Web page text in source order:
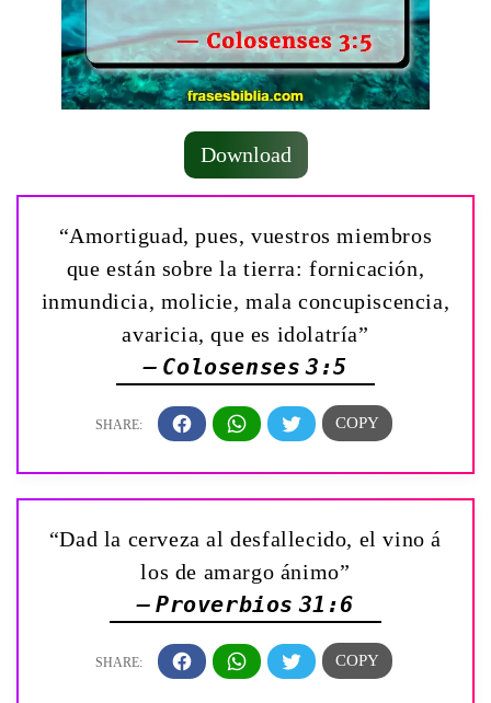
Download
“Amortiguad, pues, vuestros miembros
que están sobre la tierra: fornicación,
inmundicia, molicie, mala concupiscencia,
avaricia, que es idolatría”
— Colosenses 3:5
“Dad la cerveza al desfallecido, el vino á
los de amargo ánimo”
— Proverbios 31:6